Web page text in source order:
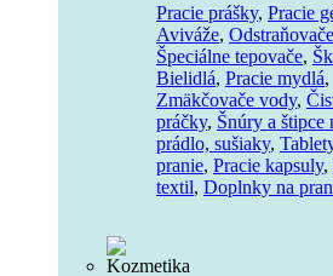
Pracie prášky, Pracie
Aviváže,
Špeciálne tepovače,
Bielidlá, Pracie mydlá,
Zmäkčovače vody,
práčky, Šnúry a štipce
prádlo, sušiaky,
pranie, Pracie kapsuly,
textil, Doplnky na